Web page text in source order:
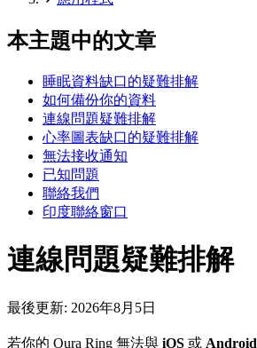
本主題中的文章
睡眠資料缺口的疑難排解
如何備份你的資料
連線問題疑難排解
心率圖表缺口的疑難排解
無法接收通知
已知問題
聯絡我們
印度聯絡窗口
連線問題疑難排解
最後更新: 2026年8月5日
若你的 Oura Ring 無法與 iOS 或 Android